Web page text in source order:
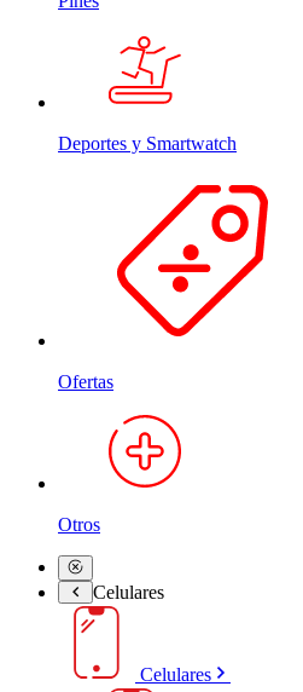
Deportes y Smartwatch
Ofertas
Otros
Celulares
Celulares